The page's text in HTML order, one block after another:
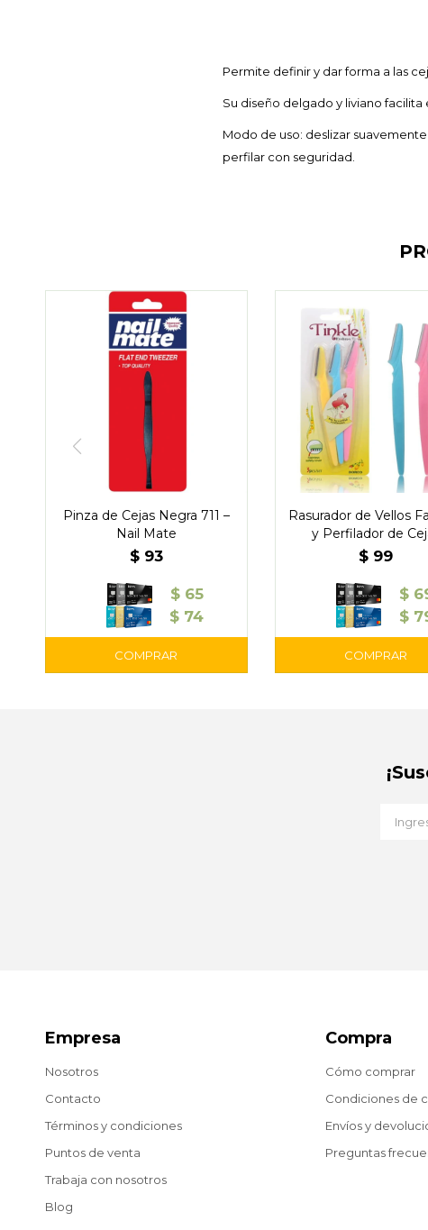
Permite definir y dar forma a las
Su diseño delgado y liviano
Modo de uso: deslizar
perfilar con seguridad.
Pinza de Cejas Negra 711 –
Nail Mate
$ 93
$ 65
$ 74
Rasurador de Vellos
y Perfilador de
$ 99
$
$
Empresa
Nosotros
Contacto
Términos y condiciones
Puntos de venta
Trabaja con nosotros
Blog
Compra
Cómo comprar
Condiciones de
Envíos y
Preguntas